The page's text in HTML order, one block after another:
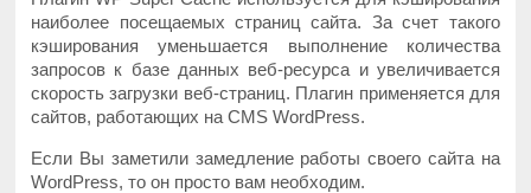
наиболее посещаемых страниц сайта. За счет такого
кэширования уменьшается выполнение количества
запросов к базе данных веб-ресурса и увеличивается
скорость загрузки веб-страниц. Плагин применяется для
сайтов, работающих на CMS WordPress.
Если Вы заметили замедление работы своего сайта на
WordPress, то он просто вам необходим.